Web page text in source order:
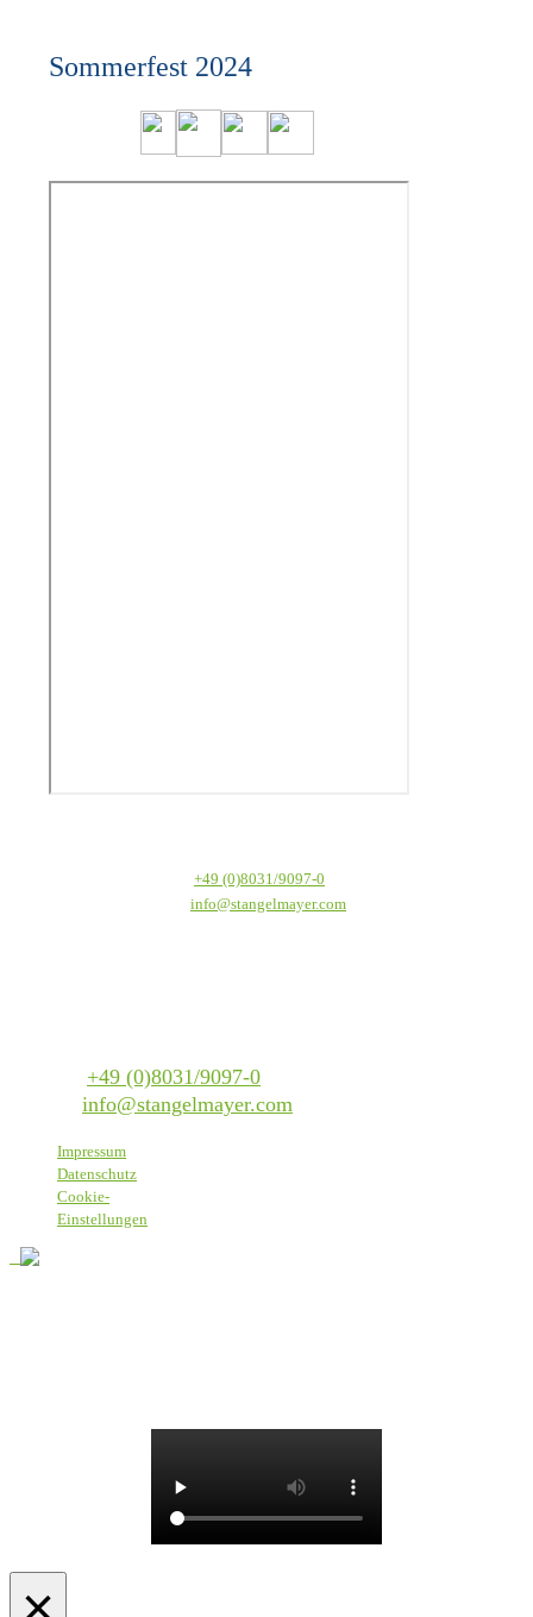
Sommerfest 2024
+49 (0)8031/9097-0
info@stangelmayer.com
+49 (0)8031/9097-0
info@stangelmayer.com
Impressum
Datenschutz
Cookie-
Einstellungen